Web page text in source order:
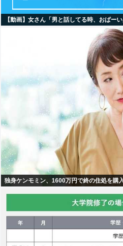
【動画】女さん「男と話してる時、おぱー
独身ケンモミン、1600万円で終の住処を購